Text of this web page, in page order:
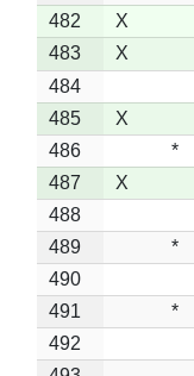
482
X
483
X
484
485
X
486
*
487
X
488
489
*
490
491
*
492